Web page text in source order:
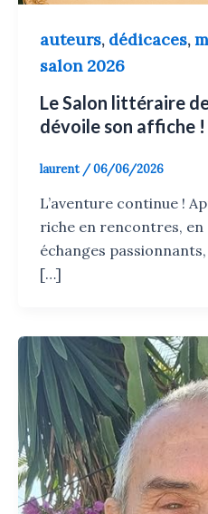
auteurs, dédicaces,
salon 2026
Le Salon littéraire
dévoile son affiche !
laurent /06/06/2026
L’aventure continue !
riche en rencontres,
échanges
[…]